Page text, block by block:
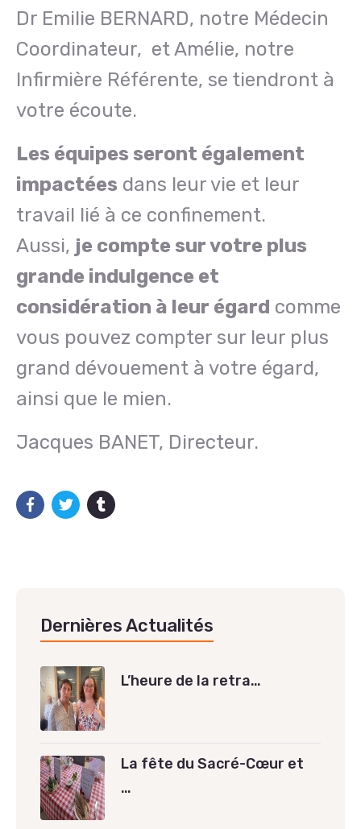
Dr Emilie BERNARD, notre Médecin
Coordinateur, et Amélie, notre
Infirmière Référente, se tiendront à
votre écoute.
Les équipes seront également
impactées dans leur vie et leur
travail lié à ce confinement.
Aussi, je compte sur votre plus
grande indulgence et
considération à leur égard comme
vous pouvez compter sur leur plus
grand dévouement à votre égard,
ainsi que le mien.
Jacques BANET, Directeur.
Dernières Actualités
L’heure de la retra…
La fête du Sacré-Cœur et
…